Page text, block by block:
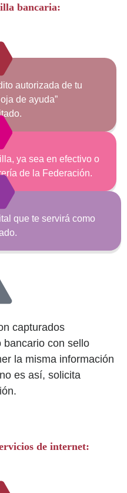
bancaria:
autorizada de tu
de ayuda”
ya sea en efectivo o
de la Federación.
que te servirá como
capturados
bancario con sello
la misma información
es así, solicita
de internet: